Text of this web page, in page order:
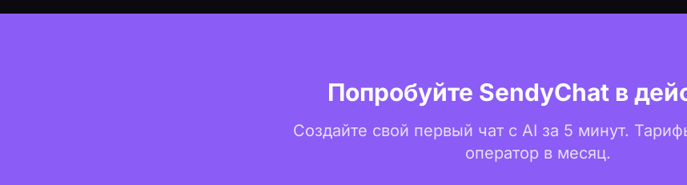
Попробуйте SendyChat в
Создайте свой первый чат с AI за 5 минут.
оператор в месяц.